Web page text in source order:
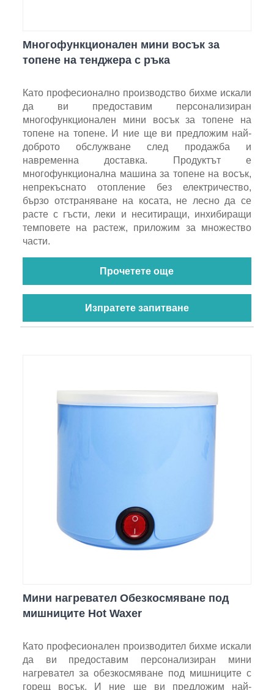
Многофункционален мини восък за
топене на тенджера с ръка
Като професионално производство бихме искали
да ви предоставим персонализиран
многофункционален мини восък за топене на
топене на топене. И ние ще ви предложим най-
доброто обслужване след продажба и
навременна доставка. Продуктът е
многофункционална машина за топене на восък,
непрекъснато отопление без електричество,
бързо отстраняване на косата, не лесно да се
расте с гъсти, леки и неситиращи, инхибиращи
темповете на растеж, приложим за множество
части.
Прочетете още
Изпратете запитване
Мини нагревател Обезкосмяване под
мишниците Hot Waxer
Като професионален производител бихме искали
да ви предоставим персонализиран мини
нагревател за обезкосмяване под мишниците с
горещ восък. И ние ще ви предложим най-